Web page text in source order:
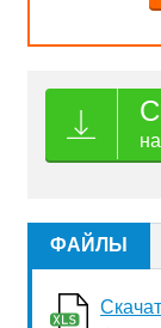
ФАЙЛЫ